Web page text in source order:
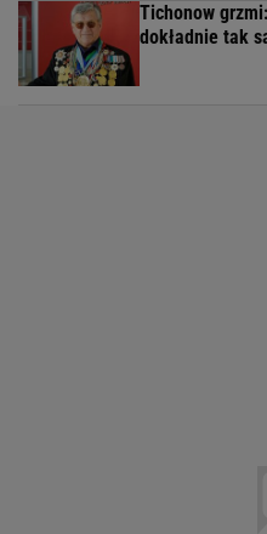
Tichonow
dokładnie tak